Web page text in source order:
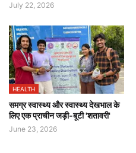
July 22, 2026
HEALTH
समग्र स्वास्थ्य और स्वास्थ्य देखभाल के
लिए एक प्राचीन जड़ी-बूटी 'शतावरी'
June 23, 2026